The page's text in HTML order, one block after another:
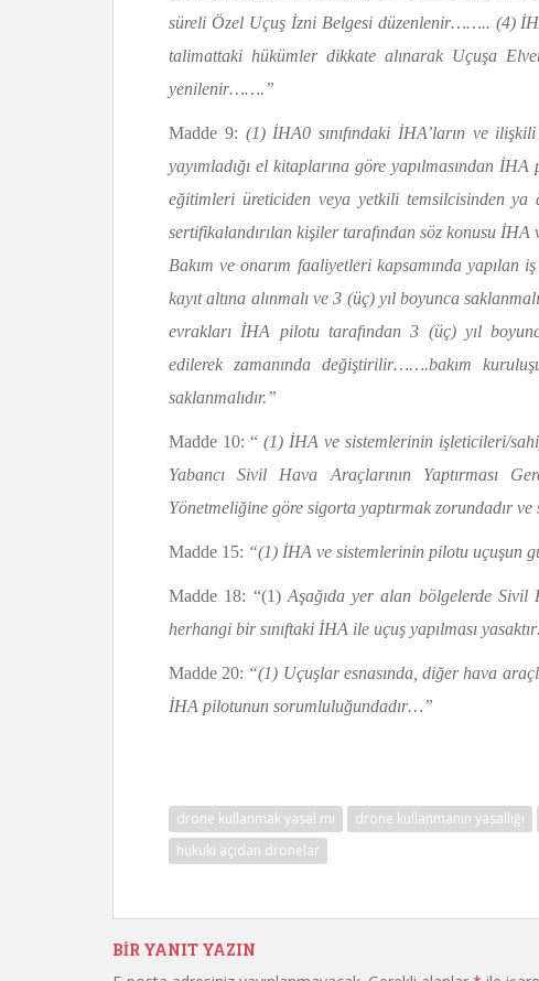
süreli Özel Uçuş İzni Belgesi düzenlenir…….. (4)
talimattaki hükümler dikkate alınarak Uçuşa
yenilenir…….”
Madde 9: (1) İHA0 sınıfındaki İHA’ların ve
yayımladığı el kitaplarına göre yapılmasından
eğitimleri üreticiden veya yetkili temsilcisinden ya
sertifikalandırılan kişiler tarafından söz konusu
Bakım ve onarım faaliyetleri kapsamında
kayıt altına alınmalı ve 3 (üç) yıl boyunca
evrakları İHA pilotu tarafından 3 (üç) yıl
edilerek zamanında değiştirilir…….bakım
saklanmalıdır.”
Madde 10: “ (1) İHA ve sistemlerinin işleticileri/
Yabancı Sivil Hava Araçlarının Yaptırması
Yönetmeliğine göre sigorta yaptırmak zorundadır ve
Madde 15: “(1) İHA ve sistemlerinin pilotu uçuşun
Madde 18: “(1) Aşağıda yer alan bölgelerde Sivil
herhangi bir sınıftaki İHA ile uçuş yapılması
Madde 20: “(1) Uçuşlar esnasında, diğer hava
İHA pilotunun sorumluluğundadır…”
Hukuk
drone kullanmak yasal mı drone kullanmanın yasallığı
hukuki açıdan dronelar
BIR YANIT YAZIN